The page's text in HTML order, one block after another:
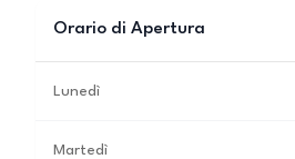
Orario di Apertura
Lunedì
Martedì